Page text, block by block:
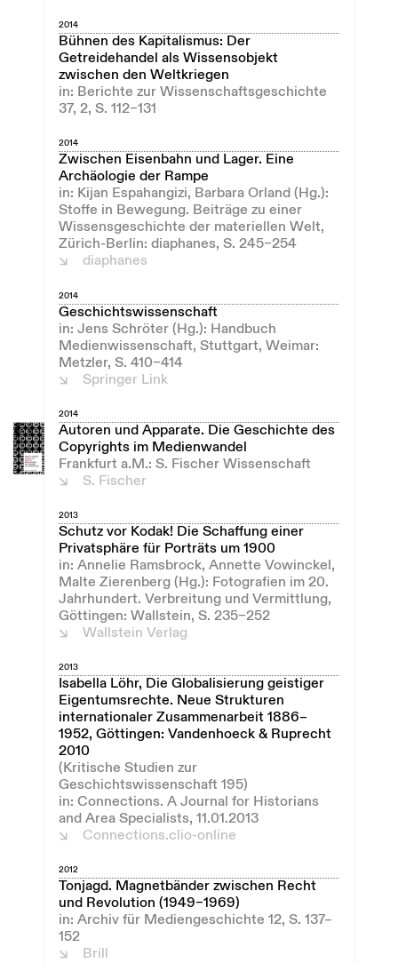
2014
Bühnen des Kapitalismus: Der
Getreidehandel als Wissensobjekt
zwischen den Weltkriegen
in: Berichte zur Wissenschaftsgeschichte
37, 2, S. 112–131
2014
Zwischen Eisenbahn und Lager. Eine
Archäologie der Rampe
in: Kijan Espahangizi, Barbara Orland (Hg.):
Stoffe in Bewegung. Beiträge zu einer
Wissensgeschichte der materiellen Welt,
Zürich-Berlin: diaphanes, S. 245–254
diaphanes
2014
Geschichtswissenschaft
in: Jens Schröter (Hg.): Handbuch
Medienwissenschaft, Stuttgart, Weimar:
Metzler, S. 410–414
Springer Link
2014
Autoren und Apparate. Die Geschichte des
Copyrights im Medienwandel
Frankfurt a.M.: S. Fischer Wissenschaft
S. Fischer
2013
Schutz vor Kodak! Die Schaffung einer
Privatsphäre für Porträts um 1900
in: Annelie Ramsbrock, Annette Vowinckel,
Malte Zierenberg (Hg.): Fotografien im 20.
Jahrhundert. Verbreitung und Vermittlung,
Göttingen: Wallstein, S. 235–252
Wallstein Verlag
2013
Isabella Löhr, Die Globalisierung geistiger
Eigentumsrechte. Neue Strukturen
internationaler Zusammenarbeit 1886–
1952, Göttingen: Vandenhoeck & Ruprecht
2010
(Kritische Studien zur
Geschichtswissenschaft 195)
in: Connections. A Journal for Historians
and Area Specialists, 11.01.2013
Connections.clio-online
2012
Tonjagd. Magnetbänder zwischen Recht
und Revolution (1949–1969)
in: Archiv für Mediengeschichte 12, S. 137–
152
Brill